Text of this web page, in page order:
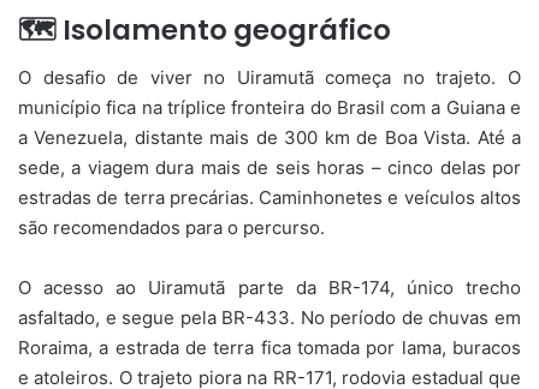
🗺️ Isolamento geográfico
O desafio de viver no Uiramutã começa no trajeto. O
município fica na tríplice fronteira do Brasil com a Guiana e
a Venezuela, distante mais de 300 km de Boa Vista. Até a
sede, a viagem dura mais de seis horas – cinco delas por
estradas de terra precárias. Caminhonetes e veículos altos
são recomendados para o percurso.
O acesso ao Uiramutã parte da BR-174, único trecho
asfaltado, e segue pela BR-433. No período de chuvas em
Roraima, a estrada de terra fica tomada por lama, buracos
e atoleiros. O trajeto piora na RR-171, rodovia estadual que